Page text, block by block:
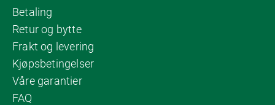
Betaling
Retur og bytte
Frakt og levering
Kjøpsbetingelser
Våre garantier
FAQ